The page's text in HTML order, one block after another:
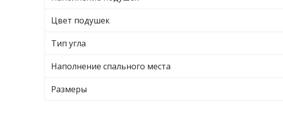
Цвет подушек
Тип угла
Наполнение спального места
Размеры